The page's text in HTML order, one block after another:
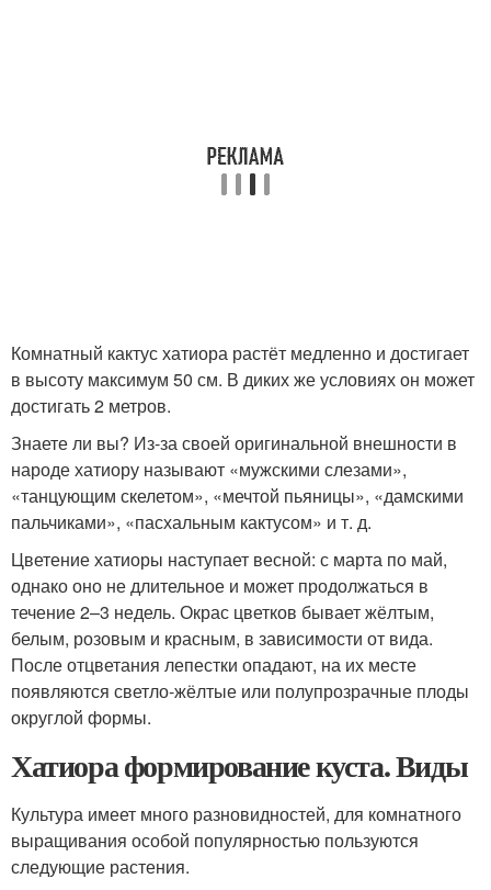
Комнатный кактус хатиора растёт медленно и достигает
в высоту максимум 50 см. В диких же условиях он может
достигать 2 метров.
Знаете ли вы? Из-за своей оригинальной внешности в
народе хатиору называют «мужскими слезами»,
«танцующим скелетом», «мечтой пьяницы», «дамскими
пальчиками», «пасхальным кактусом» и т. д.
Цветение хатиоры наступает весной: с марта по май,
однако оно не длительное и может продолжаться в
течение 2–3 недель. Окрас цветков бывает жёлтым,
белым, розовым и красным, в зависимости от вида.
После отцветания лепестки опадают, на их месте
появляются светло-жёлтые или полупрозрачные плоды
округлой формы.
Хатиора формирование куста. Виды
Культура имеет много разновидностей, для комнатного
выращивания особой популярностью пользуются
следующие растения.